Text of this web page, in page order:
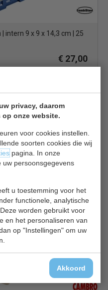
privacy, daarom
onze website.
voor cookies instellen.
soorten cookies die wij
pagina. In onze
uw persoonsgegevens
u toestemming voor het
functionele, analytische
worden gebruikt voor
en het personaliseren van
op "Instellingen" om uw
Akkoord
intern 9 x 9 x 14,3 cm | 25
€ 27,00
cm
€ 45,00